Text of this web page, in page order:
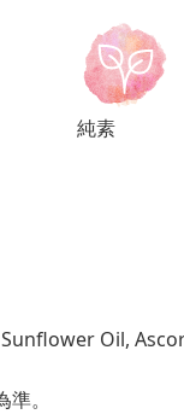
純素
Oil,
。